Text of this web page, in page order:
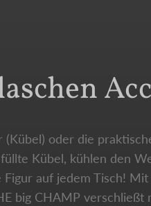
oder die
Kübel, kühlen den
auf jedem Tisch!
big CHAMP